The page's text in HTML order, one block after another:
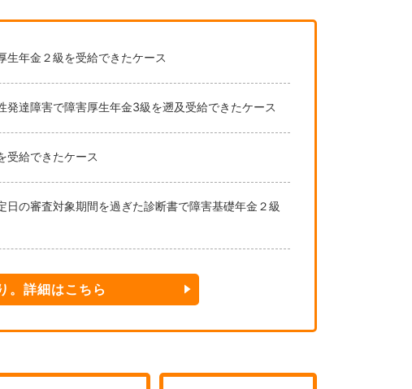
生年金２級を受給できたケース
発達障害で障害厚生年金3級を遡及受給できたケース
受給できたケース
日の審査対象期間を過ぎた診断書で障害基礎年金２級
。詳細はこちら